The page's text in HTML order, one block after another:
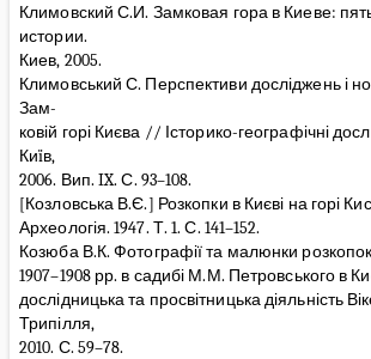
Климовский С.И. Замковая гора в Киеве:
истории.
Киев, 2005.
Климовський С. Перспективи досліджень і
Зам-
ковій горі Києва // Історико-географічні
Киïв,
2006. Вип. IX. С. 93–108.
[Козловська В.Є.] Розкопки в Києві на горі
Археологія. 1947. Т. 1. С. 141–152.
Козюба В.К. Фотографії та малюнки
1907–1908 рр. в садибі М.М. Петровського в
дослідницька та просвітницька діяльність
Трипілля,
2010. С. 59–78.